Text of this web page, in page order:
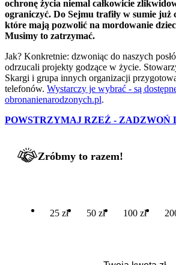
ochronę życia niemal całkowicie
ograniczyć. Do Sejmu trafiły w sumie
które mają pozwolić na mordowanie
Musimy to zatrzymać.
Jak? Konkretnie: dzwoniąc do naszych
odrzucali projekty godzące w życie.
Skargi i grupa innych organizacji
telefonów. Wystarczy je wybrać - są
obronanienarodzonych.pl.
POWSTRZYMAJ RZEŹ - ZADZWOŃ
Zróbmy to razem!
25 zł 50 zł 100 zł